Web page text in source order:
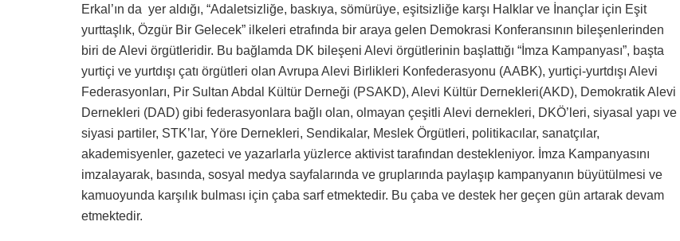
Erkal’ın da yer aldığı, “Adaletsizliğe, baskıya, sömürüye, eşitsizliğe karşı Halklar ve İnançlar için Eşit
yurttaşlık, Özgür Bir Gelecek” ilkeleri etrafında bir araya gelen Demokrasi Konferansının bileşenlerinden
biri de Alevi örgütleridir. Bu bağlamda DK bileşeni Alevi örgütlerinin başlattığı “İmza Kampanyası”, başta
yurtiçi ve yurtdışı çatı örgütleri olan Avrupa Alevi Birlikleri Konfederasyonu (AABK), yurtiçi-yurtdışı Alevi
Federasyonları, Pir Sultan Abdal Kültür Derneği (PSAKD), Alevi Kültür Dernekleri(AKD), Demokratik Alevi
Dernekleri (DAD) gibi federasyonlara bağlı olan, olmayan çeşitli Alevi dernekleri, DKÖ’leri, siyasal yapı ve
siyasi partiler, STK’lar, Yöre Dernekleri, Sendikalar, Meslek Örgütleri, politikacılar, sanatçılar,
akademisyenler, gazeteci ve yazarlarla yüzlerce aktivist tarafından destekleniyor. İmza Kampanyasını
imzalayarak, basında, sosyal medya sayfalarında ve gruplarında paylaşıp kampanyanın büyütülmesi ve
kamuoyunda karşılık bulması için çaba sarf etmektedir. Bu çaba ve destek her geçen gün artarak devam
etmektedir.